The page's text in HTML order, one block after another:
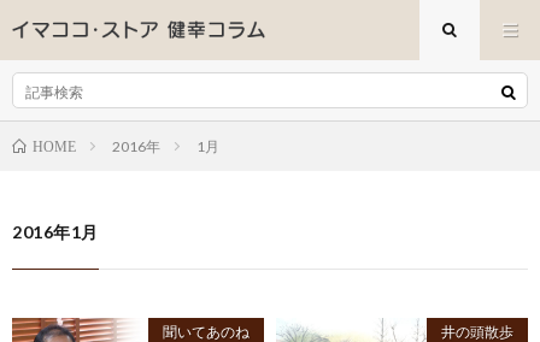
HOME 2016年 1月
2016年1月
聞いてあのね 井の頭散歩